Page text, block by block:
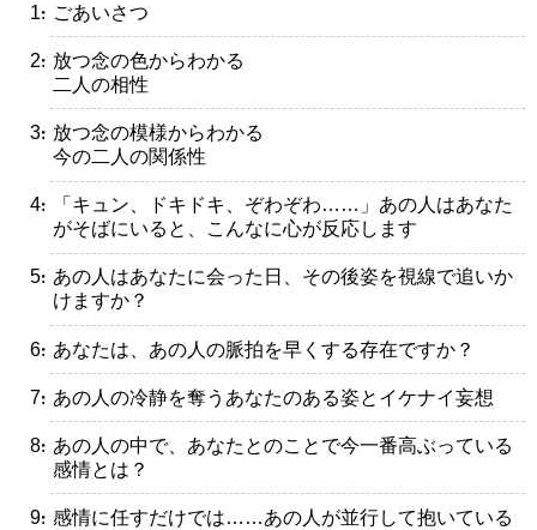
・ごあいさつ
・放つ念の色からわかる
二人の相性
・放つ念の模様からわかる
今の二人の関係性
・「キュン、ドキドキ、ぞわぞわ……」あの人はあなた
がそばにいると、こんなに心が反応します
・あの人はあなたに会った日、その後姿を視線で追いか
けますか？
・あなたは、あの人の脈拍を早くする存在ですか？
・あの人の冷静を奪うあなたのある姿とイケナイ妄想
・あの人の中で、あなたとのことで今一番高ぶっている
感情とは？
・感情に任すだけでは……あの人が並行して抱いている